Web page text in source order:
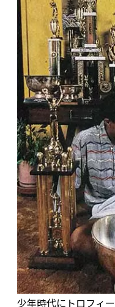
少年時代にトロフィ